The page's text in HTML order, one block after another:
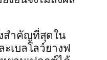
สำคัญที่สุดใน
เบลโลว์ยางฟ